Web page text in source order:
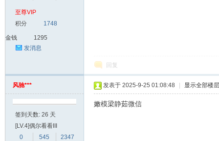
家
至尊VIP
积分
1748
金钱
1295
发消息
回复
风驰***
签到天数: 26 天
[LV.4]偶尔看看III
0
545
2347
发表于 2025-9-25 01:08:48 显示全部楼层
嫩模梁静茹微信